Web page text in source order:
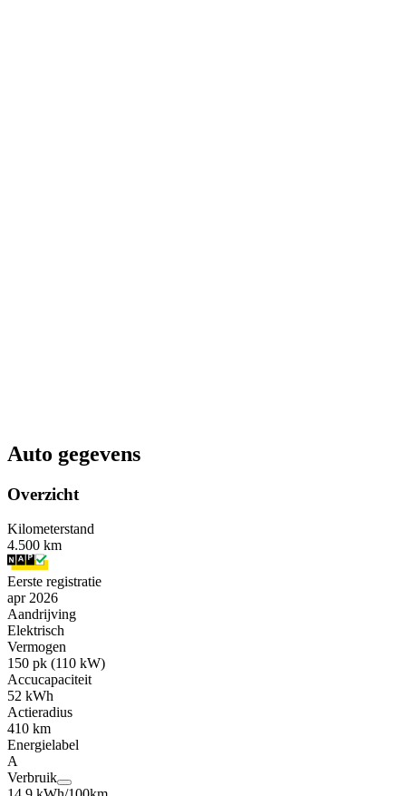
Auto gegevens
Overzicht
Kilometerstand
4.500 km
Eerste registratie
apr 2026
Aandrijving
Elektrisch
Vermogen
150 pk (110 kW)
Accucapaciteit
52 kWh
Actieradius
410 km
Energielabel
A
Verbruik